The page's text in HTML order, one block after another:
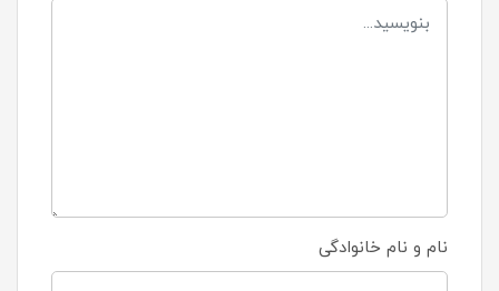
نام و نام خانوادگی